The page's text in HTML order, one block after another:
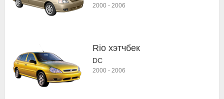
2000 - 2006
Rio хэтчбек
DC
2000 - 2006